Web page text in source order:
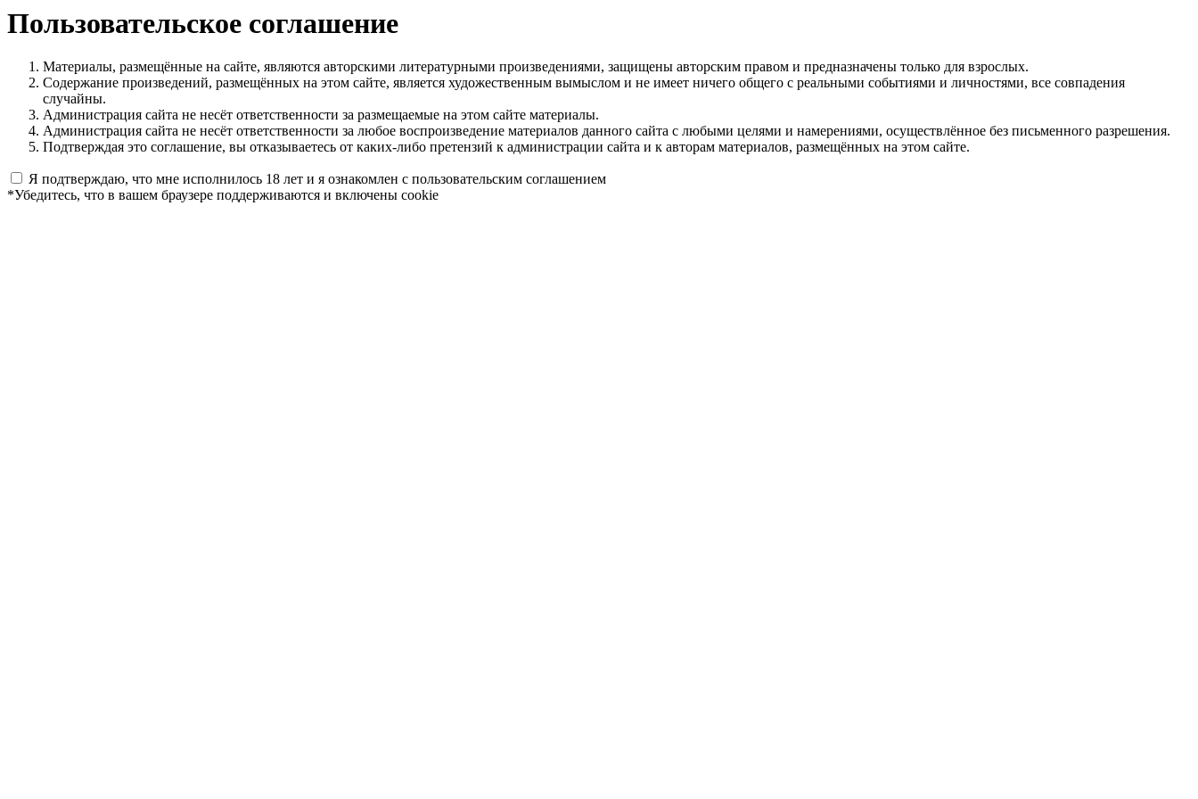
Пользовательское соглашение
Материалы, размещённые на сайте, являются авторскими литературными произведениями, защищены авторским правом и предназначены только для взрослых.
Содержание произведений, размещённых на этом сайте, является художественным вымыслом и не имеет ничего общего с реальными событиями и личностями, все совпадения
случайны.
Администрация сайта не несёт ответственности за размещаемые на этом сайте материалы.
Администрация сайта не несёт ответственности за любое воспроизведение материалов данного сайта с любыми целями и намерениями, осуществлённое без письменного разрешения.
Подтверждая это соглашение, вы отказываетесь от каких-либо претензий к администрации сайта и к авторам материалов, размещённых на этом сайте.
Я подтверждаю, что мне исполнилось 18 лет и я ознакомлен с пользовательским соглашением
*Убедитесь, что в вашем браузере поддерживаются и включены cookie